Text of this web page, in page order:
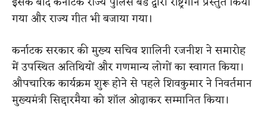
गया और राज्य गीत भी बजाया गया।
कर्नाटक सरकार की मुख्य सचिव शालिनी रजनीश ने समारोह
में उपस्थित अतिथियों और गणमान्य लोगों का स्वागत किया।
औपचारिक कार्यक्रम शुरू होने से पहले शिवकुमार ने निवर्तमान
मुख्यमंत्री सिद्दारमैया को शॉल ओढ़ाकर सम्मानित किया।